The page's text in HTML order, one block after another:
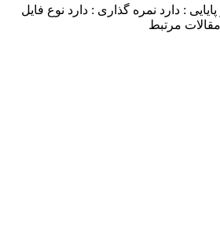
: 12 روایی و پایایی : دارد نمره گذاری : دارد نوع فایل